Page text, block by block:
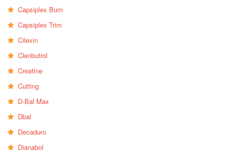
Capsiplex Burn
Capsiplex Trim
Cilexin
Clenbutrol
Creatine
Cutting
D-Bal Max
Dbal
Decaduro
Dianabol